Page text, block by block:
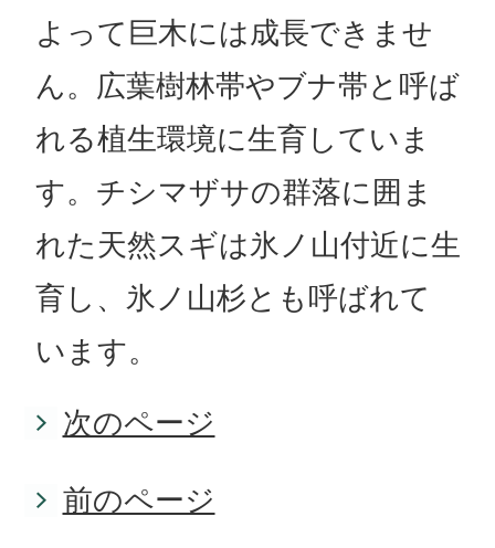
よって巨木には成長できませ
ん。広葉樹林帯やブナ帯と呼ば
れる植生環境に生育していま
す。チシマザサの群落に囲ま
れた天然スギは氷ノ山付近に生
育し、氷ノ山杉とも呼ばれて
います。
次のページ
前のページ